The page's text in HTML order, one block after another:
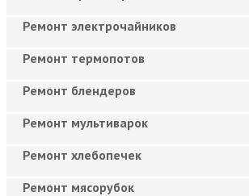
Ремонт электрочайников
Ремонт термопотов
Ремонт блендеров
Ремонт мультиварок
Ремонт хлебопечек
Ремонт мясорубок